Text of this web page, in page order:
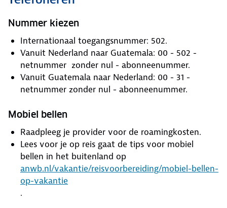
Nummer kiezen
Internationaal toegangsnummer: 502.
Vanuit Nederland naar Guatemala: 00 - 502 -
netnummer zonder nul - abonneenummer.
Vanuit Guatemala naar Nederland: 00 - 31 -
netnummer zonder nul - abonneenummer.
Mobiel bellen
Raadpleeg je provider voor de roamingkosten.
Lees voor je op reis gaat de tips voor mobiel
bellen in het buitenland op
anwb.nl/vakantie/reisvoorbereiding/mobiel-bellen-
op-vakantie
.